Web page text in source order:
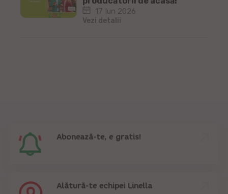
17 Iun 2026
Vezi detalii
Abonează-te, e gratis!
Alătură-te echipei Linella